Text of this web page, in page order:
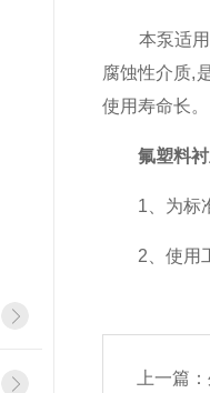
本泵适用于
腐蚀性介质,
使用寿命长。
氟塑料
1、为标准
2、使用工
上一篇：